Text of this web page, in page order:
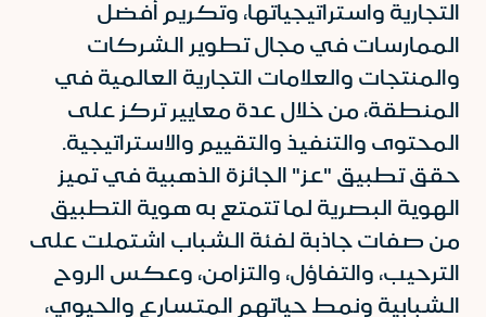
التجارية واستراتيجياتها، وتكريم أفضل
الممارسات في مجال تطوير الشركات
والمنتجات والعلامات التجارية العالمية في
المنطقة، من خلال عدة معايير تركز على
المحتوى والتنفيذ والتقييم والاستراتيجية.
حقق تطبيق "عز" الجائزة الذهبية في تميز
الهوية البصرية لما تتمتع به هوية التطبيق
من صفات جاذبة لفئة الشباب اشتملت على
الترحيب، والتفاؤل، والتزامن، وعكس الروح
الشبابية ونمط حياتهم المتسارع والحيوي،